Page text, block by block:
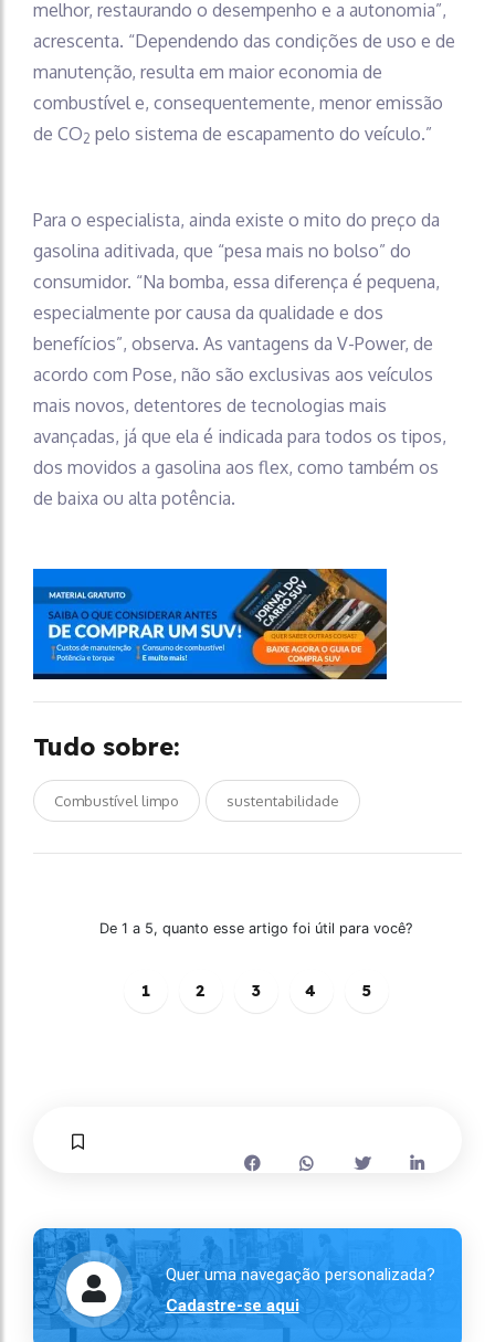
melhor, restaurando o desempenho e a autonomia”,
acrescenta. “Dependendo das condições de uso e de
manutenção, resulta em maior economia de
combustível e, consequentemente, menor emissão
de CO2 pelo sistema de escapamento do veículo.”
Para o especialista, ainda existe o mito do preço da
gasolina aditivada, que “pesa mais no bolso” do
consumidor. “Na bomba, essa diferença é pequena,
especialmente por causa da qualidade e dos
benefícios”, observa. As vantagens da V-Power, de
acordo com Pose, não são exclusivas aos veículos
mais novos, detentores de tecnologias mais
avançadas, já que ela é indicada para todos os tipos,
dos movidos a gasolina aos flex, como também os
de baixa ou alta potência.
Tudo sobre:
Combustível limpo sustentabilidade
De 1 a 5, quanto esse artigo foi útil para você?
1 2 3 4 5
Quer uma navegação personalizada?
Cadastre-se aqui